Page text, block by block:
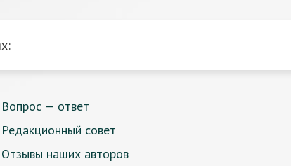
Вопрос — ответ
Редакционный совет
Отзывы наших авторов